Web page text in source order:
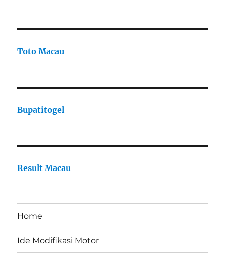
Toto Macau
Bupatitogel
Result Macau
Home
Ide Modifikasi Motor